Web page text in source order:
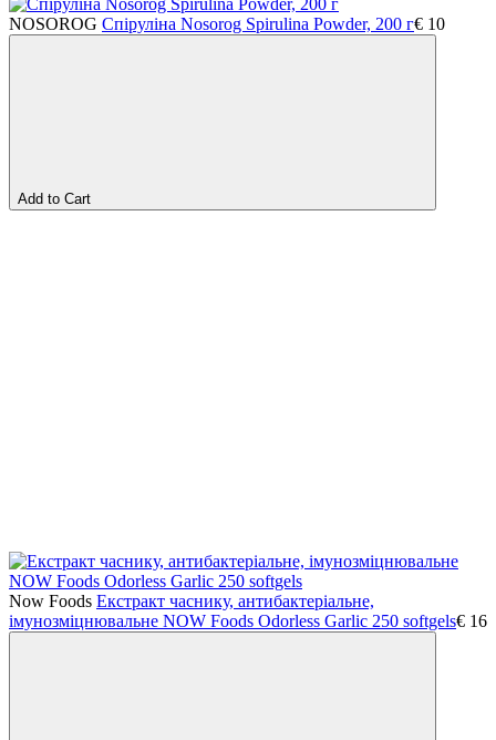
NOSOROG Спіруліна Nosorog Spirulina Powder, 200 г€ 10
Add to Cart
Now Foods Екстракт часнику, антибактеріальне,
імунозміцнювальне NOW Foods Odorless Garlic 250 softgels€ 16